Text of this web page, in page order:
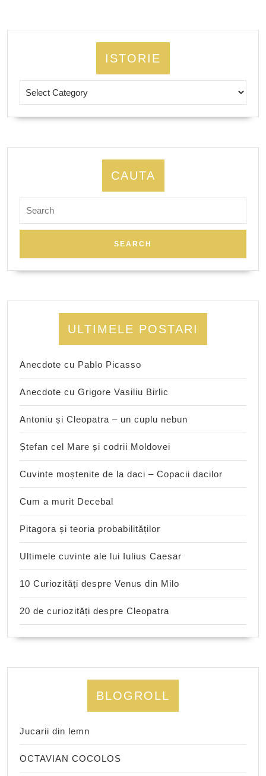
ISTORIE
CAUTA
for:
ULTIMELE POSTARI
Anecdote cu Pablo Picasso
Anecdote cu Grigore Vasiliu Birlic
Antoniu și Cleopatra – un cuplu nebun
Ștefan cel Mare și codrii Moldovei
Cuvinte moștenite de la daci – Copacii dacilor
Cum a murit Decebal
Pitagora și teoria probabilităților
Ultimele cuvinte ale lui Iulius Caesar
10 Curiozități despre Venus din Milo
20 de curiozități despre Cleopatra
BLOGROLL
Jucarii din lemn
OCTAVIAN COCOLOS